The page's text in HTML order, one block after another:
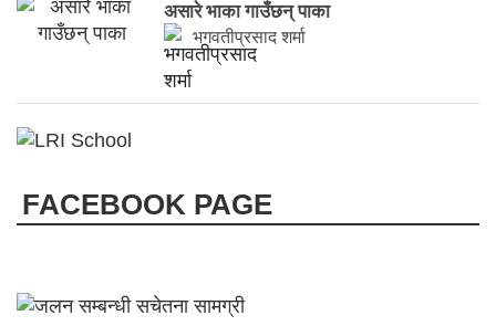
असारे भाका गाउँछन् पाका
भगवतीप्रसाद शर्मा
FACEBOOK PAGE